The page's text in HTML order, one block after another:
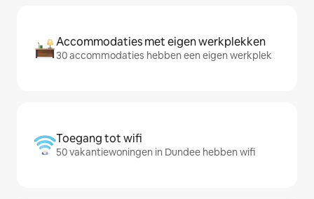
Accommodaties met eigen werkplekken
30 accommodaties hebben een eigen werkplek
Toegang tot wifi
50 vakantiewoningen in Dundee hebben wifi